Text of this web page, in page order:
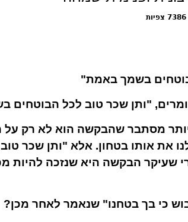
7386 צפיות
בשמך באמת"
"ותן שכר טוב לכל הבוטחים
מסתבר שהבקשה הוא לא רק
את אותו בטחון. אלא "ותן שכר
שעיקר הבקשה היא שנזכה להיות
כי בך בטחנו" שנאמר לאחר מכן?